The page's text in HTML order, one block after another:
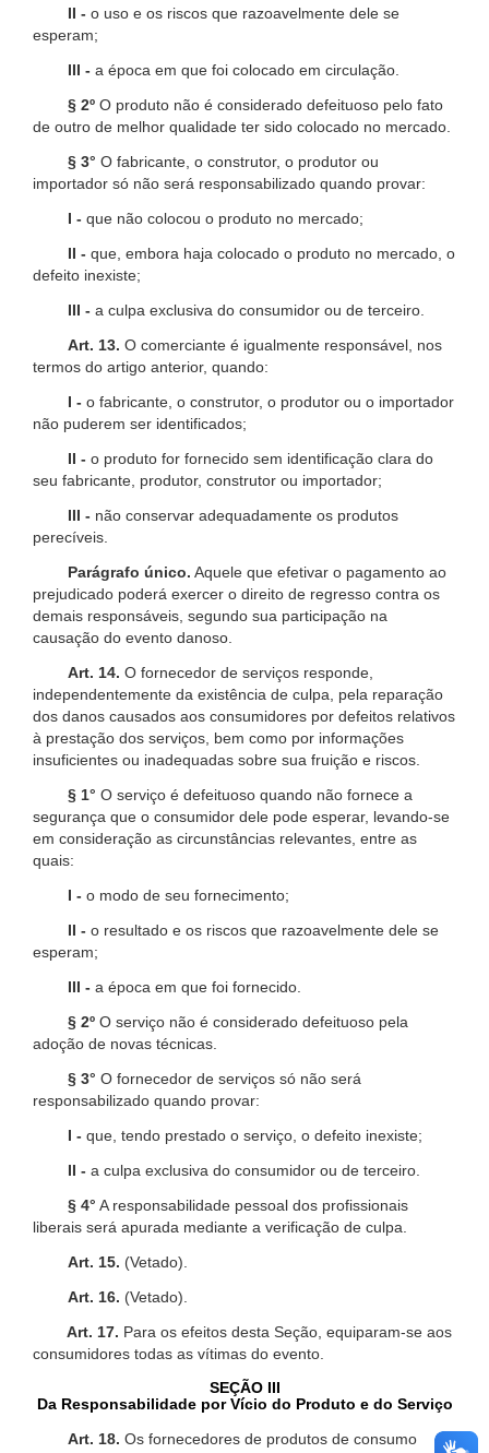
II - o uso e os riscos que razoavelmente dele se
esperam;
III - a época em que foi colocado em circulação.
§ 2º O produto não é considerado defeituoso pelo fato
de outro de melhor qualidade ter sido colocado no mercado.
§ 3° O fabricante, o construtor, o produtor ou
importador só não será responsabilizado quando provar:
I - que não colocou o produto no mercado;
II - que, embora haja colocado o produto no mercado, o
defeito inexiste;
III - a culpa exclusiva do consumidor ou de terceiro.
Art. 13. O comerciante é igualmente responsável, nos
termos do artigo anterior, quando:
I - o fabricante, o construtor, o produtor ou o importador
não puderem ser identificados;
II - o produto for fornecido sem identificação clara do
seu fabricante, produtor, construtor ou importador;
III - não conservar adequadamente os produtos
perecíveis.
Parágrafo único. Aquele que efetivar o pagamento ao
prejudicado poderá exercer o direito de regresso contra os
demais responsáveis, segundo sua participação na
causação do evento danoso.
Art. 14. O fornecedor de serviços responde,
independentemente da existência de culpa, pela reparação
dos danos causados aos consumidores por defeitos relativos
à prestação dos serviços, bem como por informações
insuficientes ou inadequadas sobre sua fruição e riscos.
§ 1° O serviço é defeituoso quando não fornece a
segurança que o consumidor dele pode esperar, levando-se
em consideração as circunstâncias relevantes, entre as
quais:
I - o modo de seu fornecimento;
II - o resultado e os riscos que razoavelmente dele se
esperam;
III - a época em que foi fornecido.
§ 2º O serviço não é considerado defeituoso pela
adoção de novas técnicas.
§ 3° O fornecedor de serviços só não será
responsabilizado quando provar:
I - que, tendo prestado o serviço, o defeito inexiste;
II - a culpa exclusiva do consumidor ou de terceiro.
§ 4° A responsabilidade pessoal dos profissionais
liberais será apurada mediante a verificação de culpa.
Art. 15. (Vetado).
Art. 16. (Vetado).
Art. 17. Para os efeitos desta Seção, equiparam-se aos
consumidores todas as vítimas do evento.
SEÇÃO III
Da Responsabilidade por Vício do Produto e do Serviço
Art. 18. Os fornecedores de produtos de consumo